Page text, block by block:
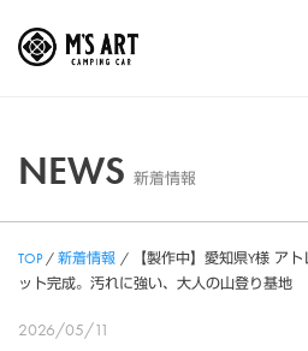
NEWS 新着情報
TOP/新着情報 /
【製作中】愛知県Y様 ア
ット完成。汚れに強い、大人の山登り基地
2026/05/11